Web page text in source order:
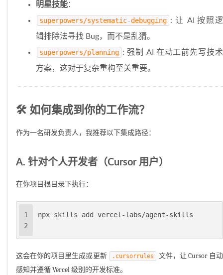
明星技能：
superpowers/systematic-debugging : 让 AI 按照逻
辑排除法寻找 Bug，而不是乱猜。
superpowers/planning : 强制 AI 在动工前先写技术
方案，这对于复杂重构至关重要。
🛠️ 如何集成到你的工作流？
作为一名研发负责人，我推荐以下集成路径：
A. 针对个人开发者（Cursor 用户）
在你项目根目录下执行：
1
2
npx skills add vercel-labs/agent-skills
这会在你的项目里生成或更新 .cursorrules
文件，让 Cursor 自动
感知并遵循 Vercel 级别的开发标准。